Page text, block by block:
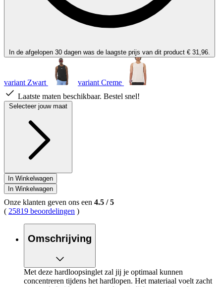
In de afgelopen 30 dagen was de laagste prijs van dit product € 31,96.
variant Zwart
variant Creme
Laatste maten beschikbaar. Bestel snel!
Selecteer jouw maat
In Winkelwagen
In Winkelwagen
Onze klanten geven ons een 4.5 /5
( 25819 beoordelingen )
Omschrijving
Met deze hardloopsinglet zal jij je optimaal kunnen
concentreren tijdens het hardlopen. Het materiaal voelt zacht